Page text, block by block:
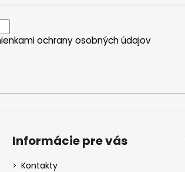
ochrany osobných údajov
Informácie pre vás
Kontakty